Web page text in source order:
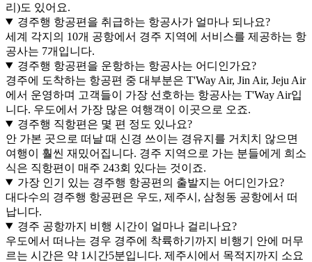
리)도 있어요.
경주행 항공편을 취급하는 항공사가 얼마나 되나요?
세계 각지의 10개 공항에서 경주 지역에 서비스를 제공하는 항
공사는 7개입니다.
경주행 항공편을 운항하는 항공사는 어디인가요?
경주에 도착하는 항공편 중 대부분은 T'Way Air, Jin Air, Jeju Air
에서 운영하며 고객들이 가장 선호하는 항공사는 T'Way Air입
니다. 우도에서 가장 많은 여행객이 이곳으로 오죠.
경주행 직항편은 몇 편 정도 있나요?
안 가본 곳으로 떠날 때 신경 쓰이는 경유지를 거치치 않으면
여행이 훨씬 재밌어집니다. 경주 지역으로 가는 분들에게 희소
식은 직항편이 매주 243회 있다는 것이죠.
가장 인기 있는 경주행 항공편의 출발지는 어디인가요?
대다수의 경주행 항공편은 우도, 제주시, 삼청동 공항에서 떠
납니다.
경주 공항까지 비행 시간이 얼마나 걸리나요?
우도에서 떠나는 경우 경주에 착륙하기까지 비행기 안에 머무
르는 시간은 약 1시간5분입니다. 제주시에서 목적지까지 소요